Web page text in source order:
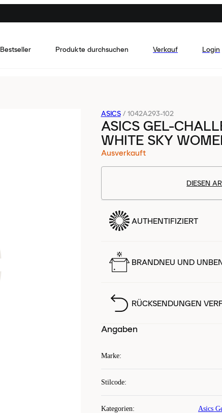
Bestseller Produkte durchsuchen Verkauf Login
ASICS / 1042A293-102
ASICS GEL-
WHITE SKY
Ausverkauft
DIESEN
AUTHENTIFIZIERT
BRANDNEU UND
RÜCKSENDUNGEN
Angaben
Marke:
Stilcode:
Kategorien: Asics